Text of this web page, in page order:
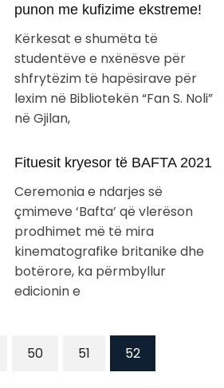
punon me kufizime ekstreme!
Kërkesat e shumëta të
studentëve e nxënësve për
shfrytëzim të hapësirave për
lexim në Bibliotekën “Fan S. Noli”
në Gjilan,
Fituesit kryesor të BAFTA 2021
Ceremonia e ndarjes së
çmimeve ‘Bafta’ që vlerëson
prodhimet më të mira
kinematografike britanike dhe
botërore, ka përmbyllur
edicionin e
50 51 52